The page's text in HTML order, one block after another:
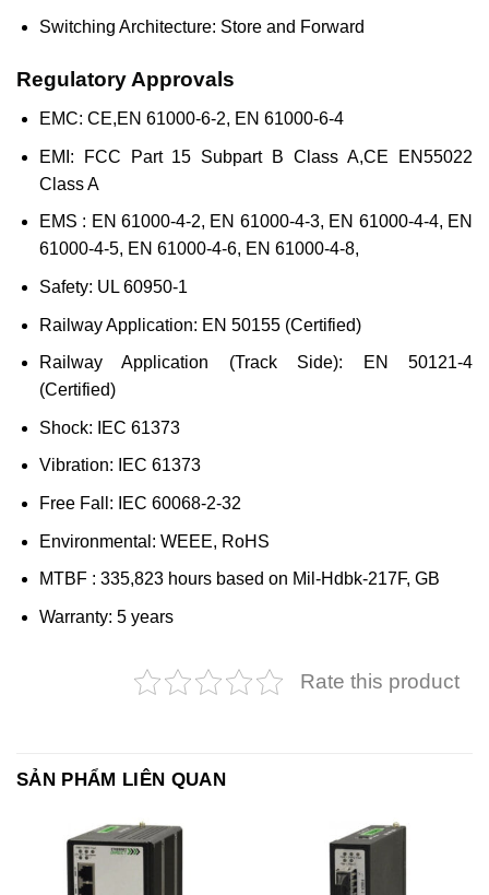
Switching Architecture: Store and Forward
Regulatory Approvals
EMC: CE,EN 61000-6-2, EN 61000-6-4
EMI: FCC Part 15 Subpart B Class A,CE EN55022
Class A
EMS : EN 61000-4-2, EN 61000-4-3, EN 61000-4-4, EN
61000-4-5, EN 61000-4-6, EN 61000-4-8,
Safety: UL 60950-1
Railway Application: EN 50155 (Certified)
Railway Application (Track Side): EN 50121-4
(Certified)
Shock: IEC 61373
Vibration: IEC 61373
Free Fall: IEC 60068-2-32
Environmental: WEEE, RoHS
MTBF : 335,823 hours based on Mil-Hdbk-217F, GB
Warranty: 5 years
Rate this product
SẢN PHẨM LIÊN QUAN